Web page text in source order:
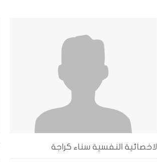
الاخصائية النفسية سناء كراجة